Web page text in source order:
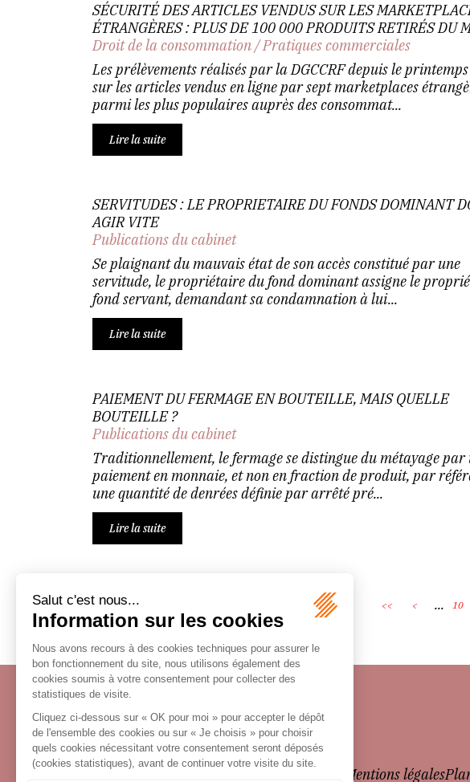
SÉCURITÉ DES ARTICLES VENDUS SUR LES
ÉTRANGÈRES : PLUS DE 100 000 PRODUITS RETIRÉS DU
Droit de la consommation/Pratiques commerciales
Les prélèvements réalisés par la DGCCRF depuis le
sur les articles vendus en ligne par sept marketplaces
parmi les plus populaires auprès des consommat...
Lire la suite
SERVITUDES : LE PROPRIETAIRE DU FONDS DOMINANT
AGIR VITE
Publications du cabinet
Se plaignant du mauvais état de son accès constitué par une
servitude, le propriétaire du fond dominant assigne le
fond servant, demandant sa condamnation à lui...
Lire la suite
PAIEMENT DU FERMAGE EN BOUTEILLE, MAIS QUELLE
BOUTEILLE ?
Publications du cabinet
Traditionnellement, le fermage se distingue du métayage par
paiement en monnaie, et non en fraction de produit, par
une quantité de denrées définie par arrêté pré...
Lire la suite
<< < ... 10
Écosystème Mentions légales